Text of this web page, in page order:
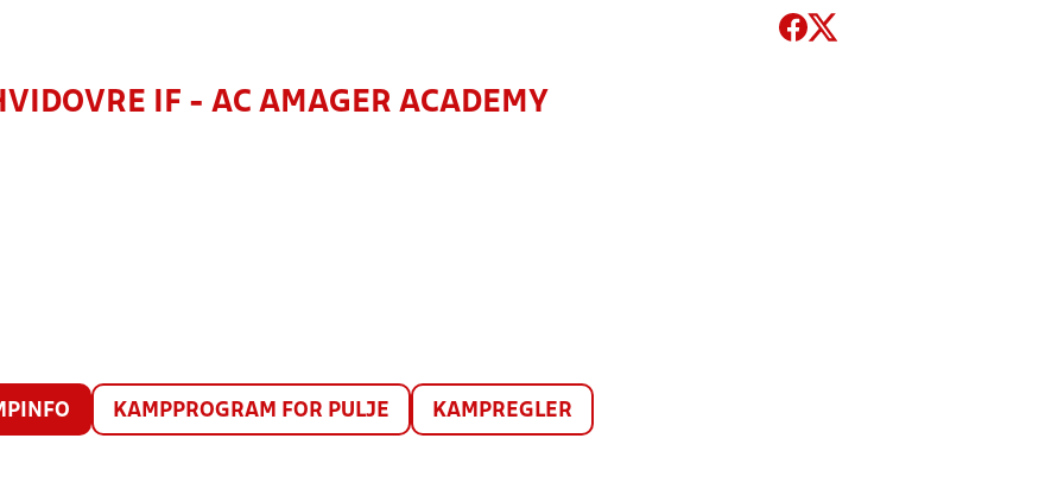
IF - AC AMAGER ACADEMY
KAMPPROGRAM FOR PULJE KAMPREGLER